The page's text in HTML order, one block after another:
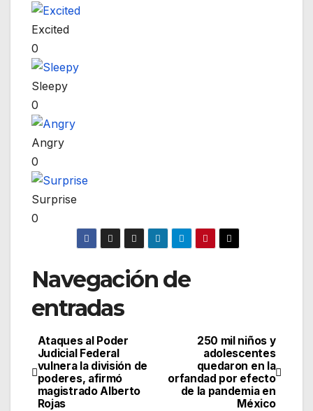
Excited
0
Sleepy
0
Angry
0
Surprise
0
Navegación de
entradas
250 mil niños y
adolescentes
quedaron en la
orfandad por efecto
de la pandemia en
México
Ataques al Poder
Judicial Federal
vulnera la división de
poderes, afirmó
magistrado Alberto
Rojas